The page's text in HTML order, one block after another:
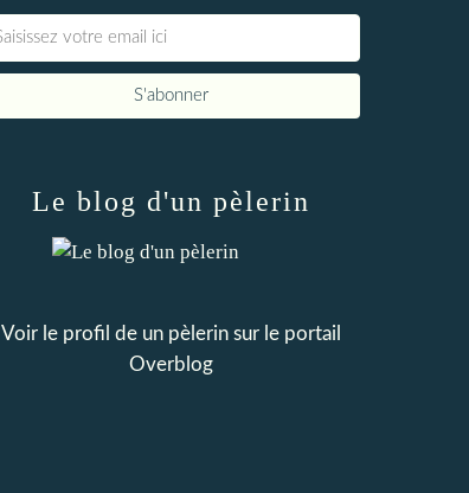
Le blog d'un pèlerin
Voir le profil de un pèlerinsur le portail
Overblog